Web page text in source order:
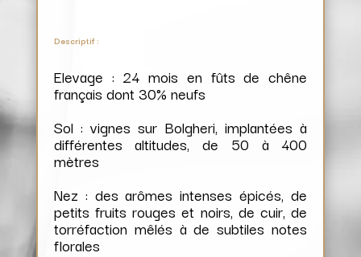
Descriptif :
Elevage : 24 mois en fûts de chêne
français dont 30% neufs
Sol : vignes sur Bolgheri, implantées à
différentes altitudes, de 50 à 400
mètres
Nez : des arômes intenses épicés, de
petits fruits rouges et noirs, de cuir, de
torréfaction mêlés à de subtiles notes
florales